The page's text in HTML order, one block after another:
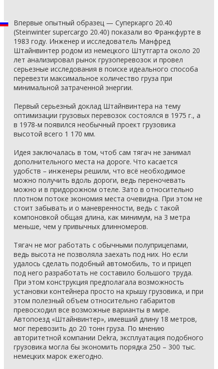
Впервые опытный образец — Суперкарго 20.40
(Steinwinter supercargo 20.40) показали во Франкфурте в
1983 году. Инженер и исследователь Манфред
Штайнвинтер родом из немецкого Штутгарта около 20
лет анализировал рынок грузоперевозок и провел
серьезные исследования в поиске идеального способа
перевезти максимальное количество груза при
минимальной затраченной энергии.
Первый серьезный доклад Штайнвинтера на тему
оптимизации грузовых перевозок состоялся в 1975 г., а
в 1978-м появился необычный проект грузовика
высотой всего 1 170 мм.
Идея заключалась в том, чтоб сам тягач не занимал
дополнительного места на дороге. Что касается
удобств – инженеры решили, что всё необходимое
можно получить вдоль дороги, ведь переночевать
можно и в придорожном отеле. Зато в относительно
плотном потоке экономия места очевидна. При этом не
стоит забывать и о маневренности, ведь с такой
компоновкой общая длина, как минимум, на 3 метра
меньше, чем у привычных длинномеров.
Тягач не мог работать с обычными полуприцепами,
ведь высота не позволяла заехать под них. Но если
удалось сделать подобный автомобиль, то и прицеп
под него разработать не составило большого труда.
При этом конструкция предполагала возможность
установки контейнера просто на крышу грузовика, и при
этом полезный объем относительно габаритов
превосходил все возможные варианты в мире.
Автопоезд «Штайнвинтер», имевший длину 18 метров,
мог перевозить до 20 тонн груза. По мнению
авторитетной компании Dekra, эксплуатация подобного
грузовика могла бы экономить порядка 250 – 300 тыс.
немецких марок ежегодно.